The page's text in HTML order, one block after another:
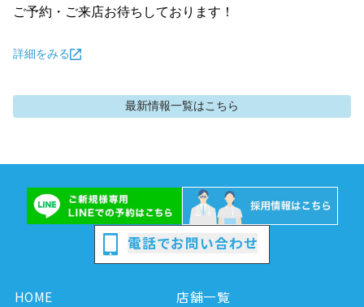
ご予約・ご来店お待ちしております！
詳細をみる
最新情報一覧はこちら
電話でお問い合わせ
HOME
店舗一覧